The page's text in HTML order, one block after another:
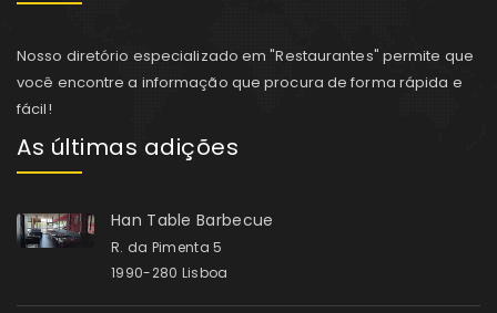
Nosso diretório especializado em "Restaurantes" permite que
você encontre a informação que procura de forma rápida e
fácil!
As últimas adições
Han Table Barbecue
R. da Pimenta 5
1990-280 Lisboa